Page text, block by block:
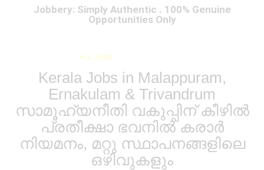
Jobbery: Simply Authentic . 100% Genuine
Opportunities Only
ALL JOBS
Kerala Jobs in Malappuram,
Ernakulam & Trivandrum
സാമൂഹ്യനീതി വകുപ്പിന് കീഴിൽ
പ്രതീക്ഷാ ഭവനില്‍ കരാര്‍
നിയമനം, മറ്റു സ്ഥാപനങ്ങളിലെ
ഒഴിവുകളും